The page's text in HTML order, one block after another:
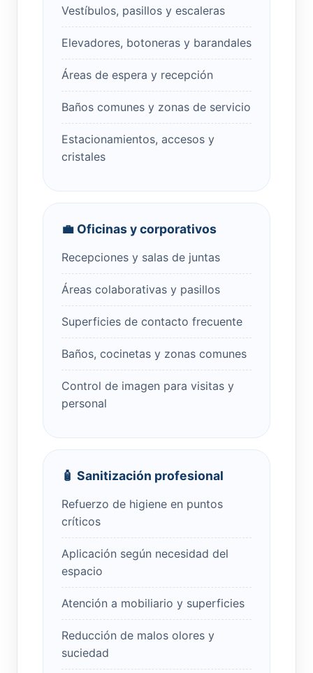
Vestíbulos, pasillos y escaleras
Elevadores, botoneras y barandales
Áreas de espera y recepción
Baños comunes y zonas de servicio
Estacionamientos, accesos y
cristales
💼 Oficinas y corporativos
Recepciones y salas de juntas
Áreas colaborativas y pasillos
Superficies de contacto frecuente
Baños, cocinetas y zonas comunes
Control de imagen para visitas y
personal
🧴 Sanitización profesional
Refuerzo de higiene en puntos
críticos
Aplicación según necesidad del
espacio
Atención a mobiliario y superficies
Reducción de malos olores y
suciedad